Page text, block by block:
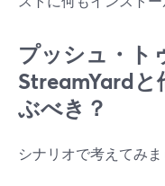
プッシュ・ト
StreamYard
ぶべき？
シナリオで考えてみま